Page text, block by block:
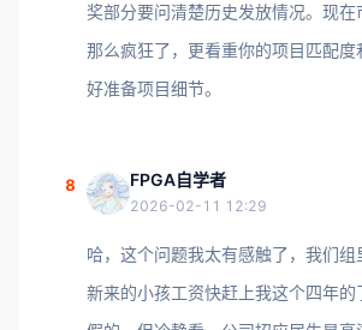
奖部分要问清楚历史发放情况。现在
那么疯狂了，更看重你的项目匹配度
好准备项目细节。
8 FPGA自学者
2026-02-11 12:29
哈，这个问题我太有感触了，我们组
新来的小孩工资快赶上我这个四年的